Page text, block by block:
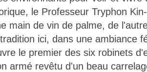
le Professeur Tryphon
main de vin de palme, de
ici, dans une ambiance
le premier des six robinets
armé revêtu d'un beau